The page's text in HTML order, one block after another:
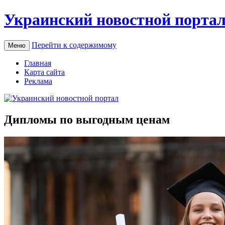
Украинский новостной
Меню Перейти к содержимому
Главная
Карта сайта
Реклама
Дипломы по выгодным ценам